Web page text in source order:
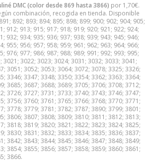
DMC (color desde 869 hasta 3866) por 1,70€.
combinación, recogida en tienda. Disponible
892; 893; 894; 895; 898; 899; 900; 902; 904; 905;
912; 913; 915; 917; 918; 919; 920; 921; 922; 924;
932; 934; 935; 936; 937; 938; 939; 943; 945; 946;
955; 956; 957; 958; 959; 961; 962; 963; 964; 966;
976; 977; 986; 987; 988; 989; 991; 992; 993; 995;
3021; 3022; 3023; 3024; 3031; 3032; 3033; 3041;
3051; 3052; 3053; 3064; 3072; 3078; 3325; 3326;
3346; 3347; 3348; 3350; 3354; 3362; 3363; 3364;
3685; 3687; 3688; 3689; 3705; 3706; 3708; 3712;
3726; 3727; 3731; 3733; 3740; 3743; 3746; 3747;
3756; 3760; 3761; 3765; 3766; 3768; 3770; 3771;
3778; 3779; 3781; 3782; 3787; 3890; 3799; 3801;
3806; 3807; 3808; 3809; 3810; 3811; 3812; 3813;
3818; 3819; 3820; 3821; 3822; 3823; 3824; 3825;
3830; 3831; 3832; 3833; 3834; 3835; 3836; 3837;
3842; 3843; 3844; 3845; 3846; 3847; 3848; 3849;
3854; 3855; 3856; 3857; 3858; 3859; 3860; 3861;
3866.